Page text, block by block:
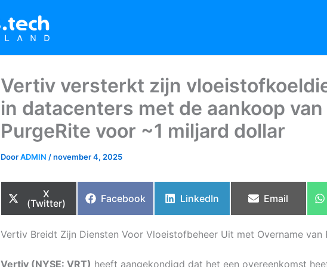
Vertiv versterkt zijn
in datacenters met de aankoop van
PurgeRite voor ~1 miljard dollar
DoorADMIN /november 4, 2025
Share
on
X
(Twitter)
Share
Facebook
Share
LinkedIn
Share
Email
Vertiv Breidt Zijn Diensten Voor Vloeistofbeheer Uit met Overname van
Vertiv (NYSE: VRT) heeft aangekondigd dat het een overeenkomst